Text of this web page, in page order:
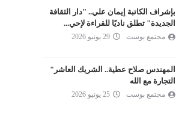
بإشراف الكاتبة إيمان علي.. "دار الثقافة
الجديدة" تطلق ناديًا للقراءة لإحي...
مجتمع بوست 29 يونيو 2026
المهندس صلاح عطية.. الشريك العاشر"
التجارة مع الله
مجتمع بوست 25 يونيو 2026